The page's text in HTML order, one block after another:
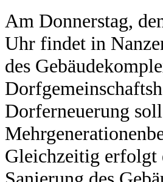
Am Donnerstag,
Uhr findet in
des
Dorferneuerung
Gleichzeitig erfolgt